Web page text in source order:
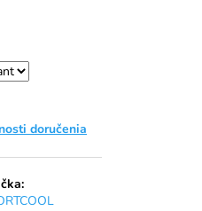
doručenia
Nasledujúce